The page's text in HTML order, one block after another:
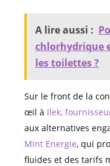
A lire aussi :
chlorhydrique
les toilettes ?
Sur le front de la
œil à Ilek,
aux alternatives
Mint Energie, qui
fluides et des tarifs